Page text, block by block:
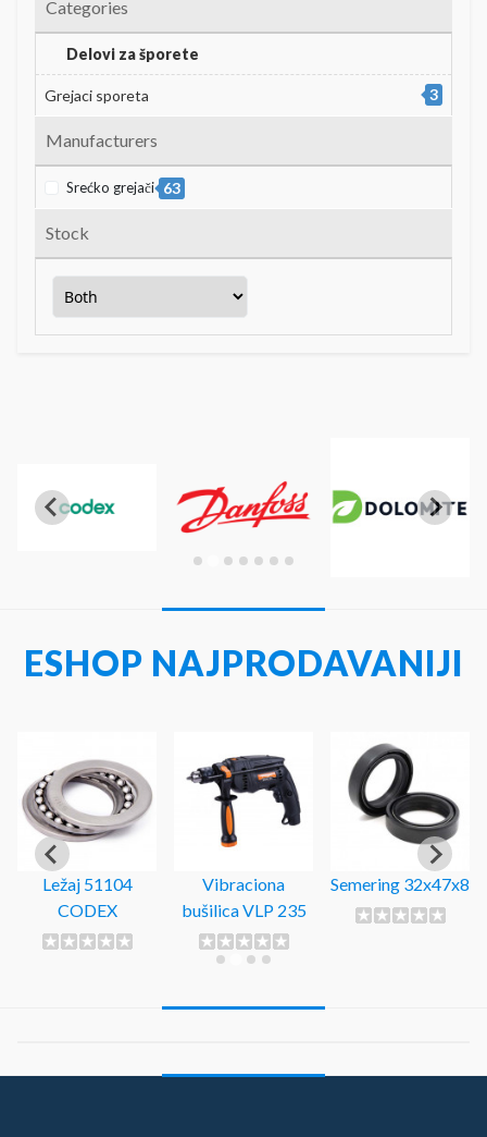
Categories
Delovi za šporete
Grejaci sporeta 3
Manufacturers
Srećko grejači 63
Stock
ESHOP NAJPRODAVANIJI
Ležaj 51104
CODEX
Vibraciona
bušilica VLP 235
Semering 32x47x8